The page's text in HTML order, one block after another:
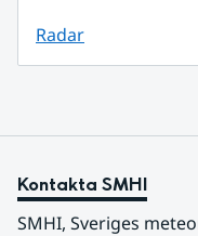
Radar
Kontakta SMHI
SMHI, Sveriges